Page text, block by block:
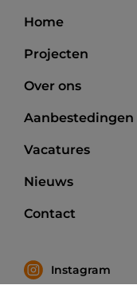
Home
Projecten
Over ons
Aanbestedingen
Vacatures
Nieuws
Contact
Instagram